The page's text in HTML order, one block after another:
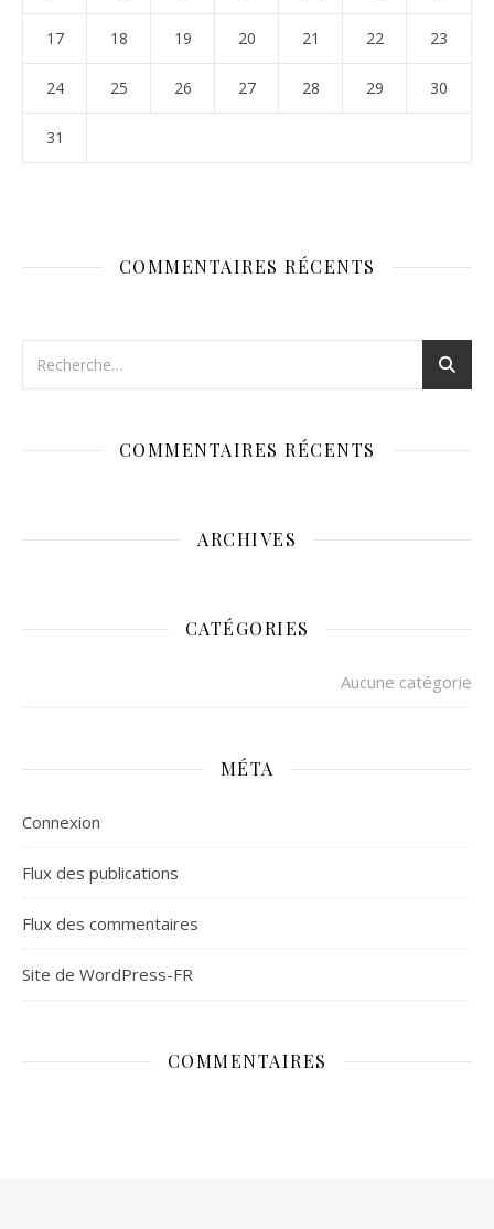
17 18 19 20 21 22 23
24 25 26 27 28 29 30
31
COMMENTAIRES RÉCENTS
COMMENTAIRES RÉCENTS
ARCHIVES
CATÉGORIES
Aucune catégorie
MÉTA
Connexion
Flux des publications
Flux des commentaires
Site de WordPress-FR
COMMENTAIRES